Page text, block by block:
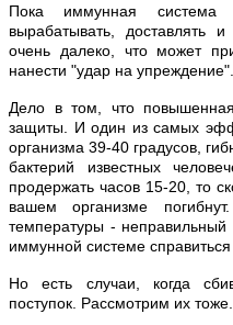
Пока иммунная система
вырабатывать, доставлять
очень далеко, что может
нанести "удар на
Дело в том, что
защиты. И один из самых
организма 39-40 градусов,
бактерий известных
продержать часов 15-20, то
вашем организме
температуры -
иммунной системе справиться
Но есть случаи, когда
поступок. Рассмотрим их тоже.